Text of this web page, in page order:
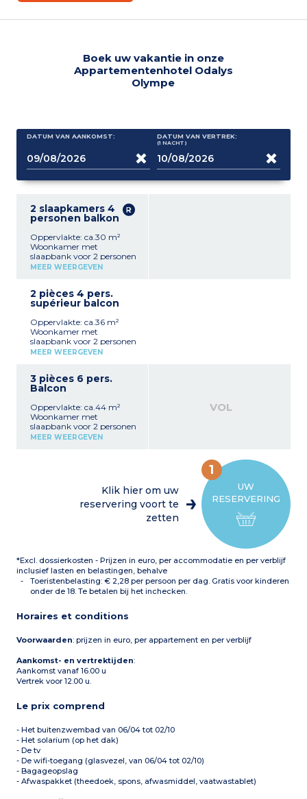
Boek uw vakantie in onze
Appartementenhotel Odalys
Olympe
DATUM VAN AANKOMST: DATUM VAN VERTREK:
(1 NACHT )
2 slaapkamers 4
personen balkon
Oppervlakte: ca.30 m²
Woonkamer met
slaapbank voor 2 personen
Kitchenette (koelkast,
waterkoker)
Slaapkamer met 2 aparte
een tweepersoonsbed)
Badkamer met wc
Balkon met tuinmeubilair
MEER WEERGEVEN
2 pièces 4 pers.
supérieur balcon
Oppervlakte: ca.36 m²
Woonkamer met
slaapbank voor 2 personen
Volledig ingerichte keuken
vaatwasser, waterkoker)
Slaapkamer met 2 aparte
een tweepersoonsbed)
Badkamer of
doucheruimte met wc
Balkon met tuinmeubels
MEER WEERGEVEN
3 pièces 6 pers.
Balcon
Oppervlakte: ca.44 m²
Woonkamer met
slaapbank voor 2 personen
Volledig ingerichte keuken
bedden (om te bouwen tot
een tweepersoonsbed)
Slaapkamer met 2
MEER WEERGEVEN
VOL
UW
RESERVERING
1
Klik hier om uw
reservering voort te
zetten
*Excl. dossierkosten - Prijzen in euro, per accommodatie en per verblijf
inclusief lasten en belastingen, behalve
Toeristenbelasting: € 2,28 per persoon per dag. Gratis voor kinderen
onder de 18. Te betalen bij het inchecken.
Horaires et conditions
Voorwaarden: prijzen in euro, per appartement en per verblijf
Aankomst- en vertrektijden:
Aankomst vanaf 16.00 u
Vertrek voor 12.00 u.
Le prix comprend
- Het buitenzwembad van 06/04 tot 02/10
- Het solarium (op het dak)
- De tv
- De wifi-toegang (glasvezel, van 06/04 tot 02/10)
- Bagageopslag
- Afwaspakket (theedoek, spons, afwasmiddel, vaatwastablet)